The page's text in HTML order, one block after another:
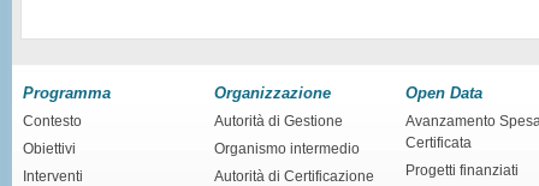
Programma
Contesto
Obiettivi
Interventi
Organizzazione
Autorità di Gestione
Organismo intermedio
Autorità di Certificazione
Open Data
Avanzamento
Certificata
Progetti finanziati